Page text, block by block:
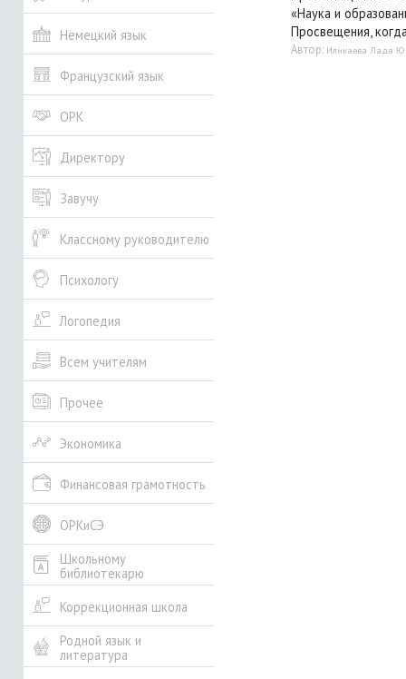
Немецкий язык
Французский язык
ОРК
Директору
Завучу
Классному руководителю
Психологу
Логопедия
Всем учителям
Прочее
Экономика
Финансовая грамотность
ОРКиСЭ
Школьному
библиотекарю
Коррекционная школа
Родной язык и
литература
«Наука и
Просвещения,
Автор: Иликаева Лада